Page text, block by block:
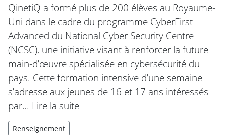
QinetiQ a formé plus de 200 élèves au Royaume-
Uni dans le cadre du programme CyberFirst
Advanced du National Cyber Security Centre
(NCSC), une initiative visant à renforcer la future
main-d’œuvre spécialisée en cybersécurité du
pays. Cette formation intensive d’une semaine
s’adresse aux jeunes de 16 et 17 ans intéressés
par… Lire la suite
Renseignement